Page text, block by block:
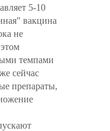
5-10
вакцина
не
темпами
сейчас
препараты,